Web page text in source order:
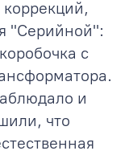
"Серийной":
с
и
что